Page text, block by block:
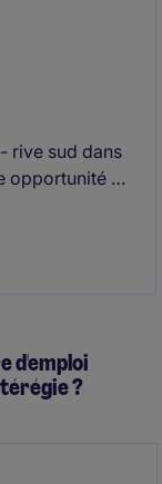
rive sud dans
de
et la gestion
le bon
d'emploi
?